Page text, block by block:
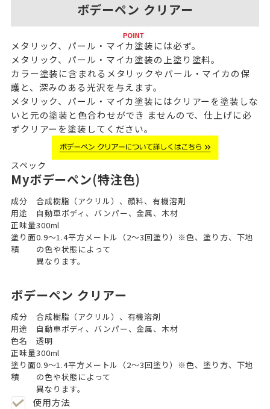
ボデーペン クリアー
メタリック、パール・マイカ塗装には必ず。
メタリック、パール・マイカ塗装の上塗り塗料。
カラー塗装に含まれるメタリックやパール・マイカの保
護と、深みのある光沢を与えます。
メタリック、パール・マイカ塗装にはクリアーを塗装しな
いと元の塗装と色合わせができ ませんので、仕上げに必
ずクリアーを塗装してください。
スペック
Myボデーペン(特注色)
成分
合成樹脂（アクリル）、顔料、有機溶剤
用途
自動車ボディ、バンパー、金属、木材
正味量300ml
塗り面
積
0.9～1.4平方メートル（2～3回塗り）※色、塗り方、下地
の色や状態によって
異なります。
ボデーペン クリアー
成分
合成樹脂（アクリル）、有機溶剤
用途
自動車ボディ、バンパー、金属、木材
色名
透明
正味量300ml
塗り面
積
0.9～1.4平方メートル（2～3回塗り）※色、塗り方、下地
の色や状態によって
異なります。
使用方法